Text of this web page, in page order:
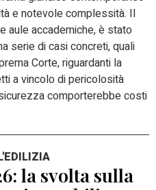
e notevole complessità. Il
aule accademiche, è stato
serie di casi concreti, quali
Corte, riguardanti la
a vincolo di pericolosità
comporterebbe costi
la svolta sulla